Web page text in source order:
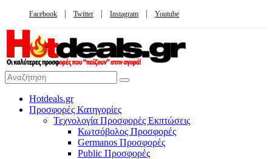
Facebook Twitter Instagram Youtube
Hotdeals.gr
Προσφορές Κατηγορίες
Τεχνολογία Προσφορές Εκπτώσεις
Κωτσόβολος Προσφορές
Germanos Προσφορές
Public Προσφορές